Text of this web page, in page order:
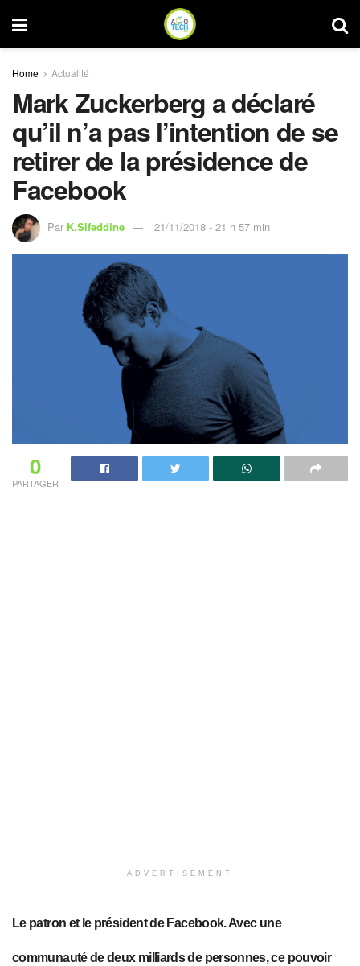
Home Actualité
Mark Zuckerberg a déclaré
qu’il n’a pas l’intention de se
retirer de la présidence de
Facebook
Par K.Sifeddine 21/11/2018 - 21 h 57 min
0
PARTAGER
ADVERTISEMENT
Le patron et le président de Facebook. Avec une
communauté de deux milliards de personnes, ce pouvoir